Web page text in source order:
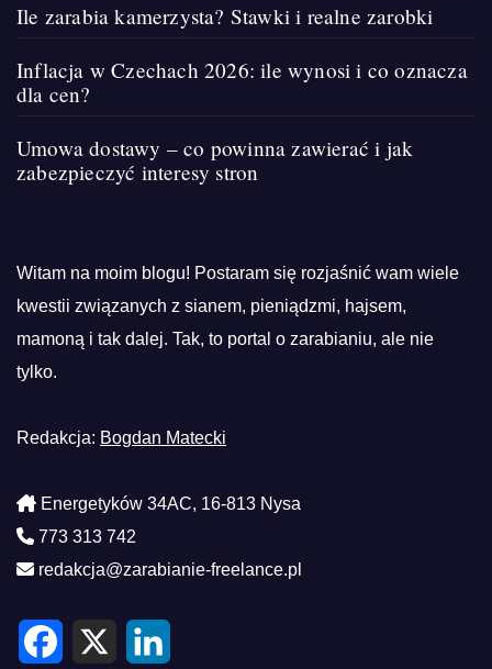
Ile zarabia kamerzysta? Stawki i realne zarobki
Inflacja w Czechach 2026: ile wynosi i co oznacza
dla cen?
Umowa dostawy – co powinna zawierać i jak
zabezpieczyć interesy stron
Witam na moim blogu! Postaram się rozjaśnić wam wiele
kwestii związanych z sianem, pieniądzmi, hajsem,
mamoną i tak dalej. Tak, to portal o zarabianiu, ale nie
tylko.
Redakcja: Bogdan Matecki
Energetyków 34AC, 16-813 Nysa
773 313 742
redakcja@zarabianie-freelance.pl
F
X